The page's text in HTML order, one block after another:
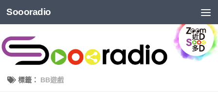
Soooradio
標籤： BB遊戲